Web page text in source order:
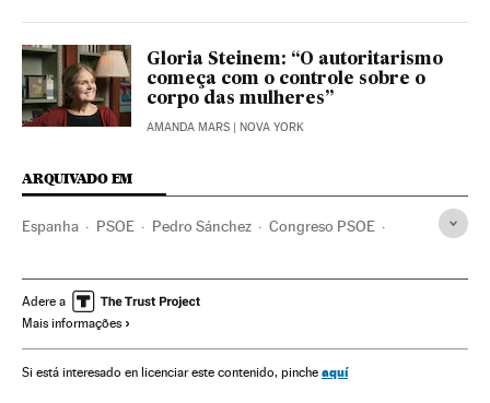
Gloria Steinem: “O autoritarismo
começa com o controle sobre o
corpo das mulheres”
AMANDA MARS | NOVA YORK
ARQUIVADO EM
Espanha PSOE Pedro Sánchez Congreso PSOE
Harmonização fiscal Federalismo
Estado de las Autonomías
Adere a
Mais informações
Si está interesado en licenciar este contenido, pinche aquí